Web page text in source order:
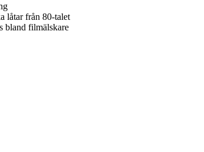
låtar från 80-talet
bland filmälskare